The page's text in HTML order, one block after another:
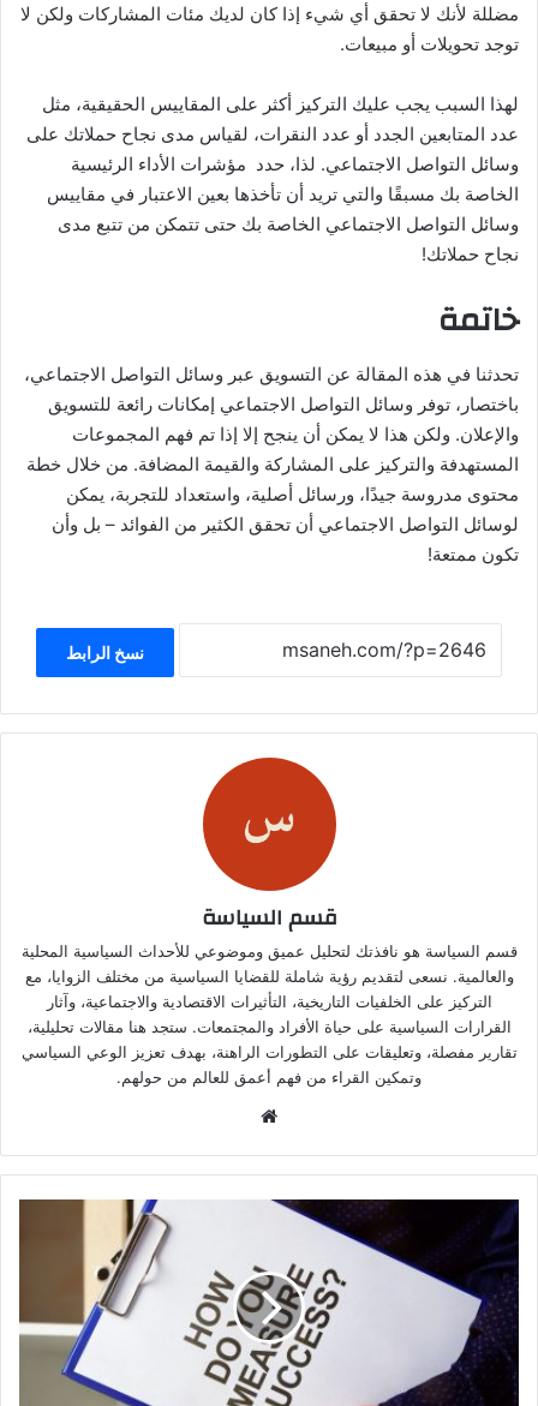
مضللة لأنك لا تحقق أي شيء إذا كان لديك مئات المشاركات ولكن لا
توجد تحويلات أو مبيعات.
لهذا السبب يجب عليك التركيز أكثر على المقاييس الحقيقية، مثل
عدد المتابعين الجدد أو عدد النقرات، لقياس مدى نجاح حملاتك على
وسائل التواصل الاجتماعي. لذا، حدد مؤشرات الأداء الرئيسية
الخاصة بك مسبقًا والتي تريد أن تأخذها بعين الاعتبار في مقاييس
وسائل التواصل الاجتماعي الخاصة بك حتى تتمكن من تتبع مدى
نجاح حملاتك!
خاتمة
تحدثنا في هذه المقالة عن التسويق عبر وسائل التواصل الاجتماعي،
باختصار، توفر وسائل التواصل الاجتماعي إمكانات رائعة للتسويق
والإعلان. ولكن هذا لا يمكن أن ينجح إلا إذا تم فهم المجموعات
المستهدفة والتركيز على المشاركة والقيمة المضافة. من خلال خطة
محتوى مدروسة جيدًا، ورسائل أصلية، واستعداد للتجربة، يمكن
لوسائل التواصل الاجتماعي أن تحقق الكثير من الفوائد – بل وأن
تكون ممتعة!
نسخ الرابط
قسم السياسة
قسم السياسة هو نافذتك لتحليل عميق وموضوعي للأحداث السياسية المحلية
والعالمية. نسعى لتقديم رؤية شاملة للقضايا السياسية من مختلف الزوايا، مع
التركيز على الخلفيات التاريخية، التأثيرات الاقتصادية والاجتماعية، وآثار
القرارات السياسية على حياة الأفراد والمجتمعات. ستجد هنا مقالات تحليلية،
تقارير مفصلة، وتعليقات على التطورات الراهنة، بهدف تعزيز الوعي السياسي
وتمكين القراء من فهم أعمق للعالم من حولهم.